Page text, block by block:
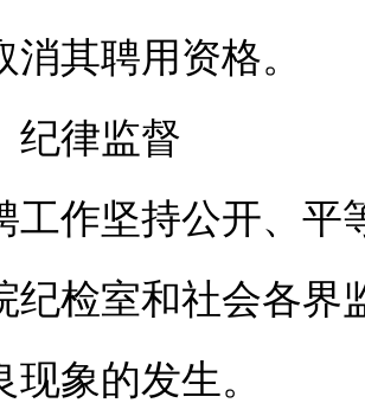
消其聘用资格。
律监督
工作坚持公开、平
纪检室和社会各界
现象的发生。